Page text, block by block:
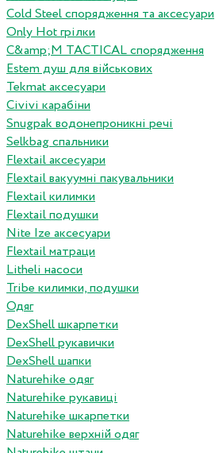
Cold Steel спорядження та аксесуари
Only Hot грілки
C&amp;M TACTICAL спорядження
Estem душ для військових
Tekmat аксесуари
Сivivi карабіни
Snugpak водонепроникні речі
Selkbag спальники
Flextail аксесуари
Flextail вакуумні пакувальники
Flextail килимки
Flextail подушки
Nite Ize аксесуари
Flextail матраци
Litheli насоси
Tribe килимки, подушки
Одяг
DexShell шкарпетки
DexShell рукавички
DexShell шапки
Naturehike одяг
Naturehike рукавиці
Naturehike шкарпетки
Naturehike верхній одяг